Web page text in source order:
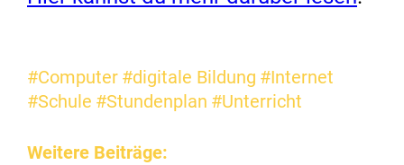
#Computer #digitale Bildung #Internet
#Schule #Stundenplan #Unterricht
Weitere Beiträge: